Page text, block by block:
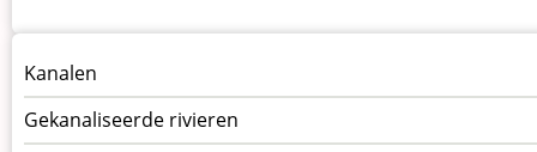
Menu
vaarwegen
Kanalen
Gekanaliseerde rivieren